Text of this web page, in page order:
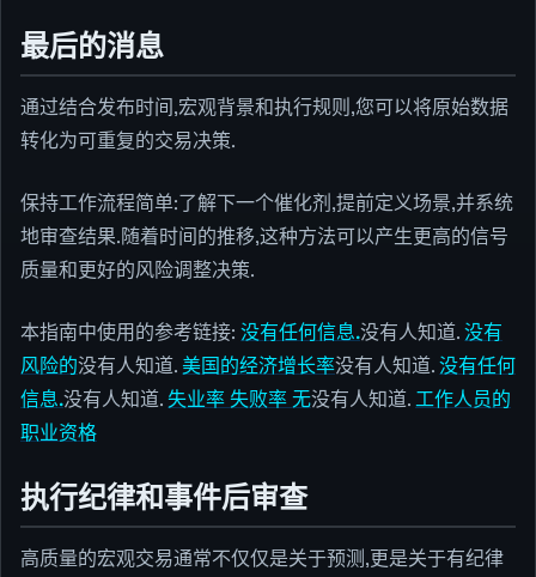
最后的消息
通过结合发布时间,宏观背景和执行规则,您可以将原始数据
转化为可重复的交易决策.
保持工作流程简单:了解下一个催化剂,提前定义场景,并系统
地审查结果.随着时间的推移,这种方法可以产生更高的信号
质量和更好的风险调整决策.
本指南中使用的参考链接: 没有任何信息.没有人知道.没有
风险的没有人知道.美国的经济增长率没有人知道.没有任何
信息.没有人知道.失业率 失败率 无没有人知道.工作人员的
职业资格
执行纪律和事件后审查
高质量的宏观交易通常不仅仅是关于预测,更是关于有纪律